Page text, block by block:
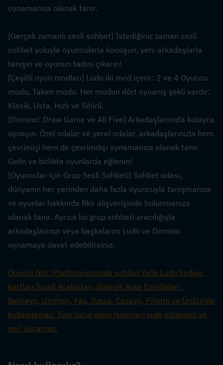
oynamanıza olanak tanır.
[Gerçek zamanlı sesli sohbet] İstediğiniz zaman sesli
sohbet yoluyla oyuncularla konuşun, yeni arkadaşlarla
tanışın ve oyunun tadını çıkarın!
[Çeşitli oyun modları] Ludo iki mod içerir: 2 ve 4 Oyuncu
modu, Takım modu. Her modun dört oynanış şekli vardır:
Klasik, Usta, Hızlı ve Sihirli.
[Domino: Draw Game ve All Five] Arkadaşlarınızla kolayca
oynayın. Özel odalar ve yerel odalar, arkadaşlarınızla hem
çevrimiçi hem de çevrimdışı oynamanıza olanak tanır.
Gelin ve birlikte oyunlarda eğlenin!
[Oyuncular için Grup Sesli Sohbeti] Sohbet odası,
dünyanın her yerinden daha fazla oyuncuyla tanışmanıza
ve oyunlar hakkında fikir alışverişinde bulunmanıza
olanak tanır. Ayrıca bu grup sohbeti aracılığıyla
arkadaşlarınızı veya başkalarını Ludo ve Domino
oynamaya davet edebilirsiniz.
Önemli Not: Platformumuzda satılan Yalla Ludo hediye
kartları Suudi Arabistan, Birleşik Arap Emirlikleri,
Bahreyn, Umman, Fas, Tunus, Cezayir, Filistin ve Ürdün'de
kullanılamaz. Tüm satın alma işlemleri iade edilemez ve
geri alınamaz.